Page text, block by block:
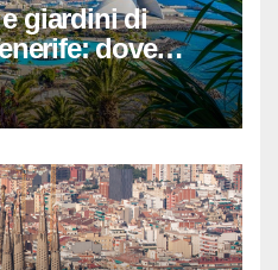
giardini di
dove